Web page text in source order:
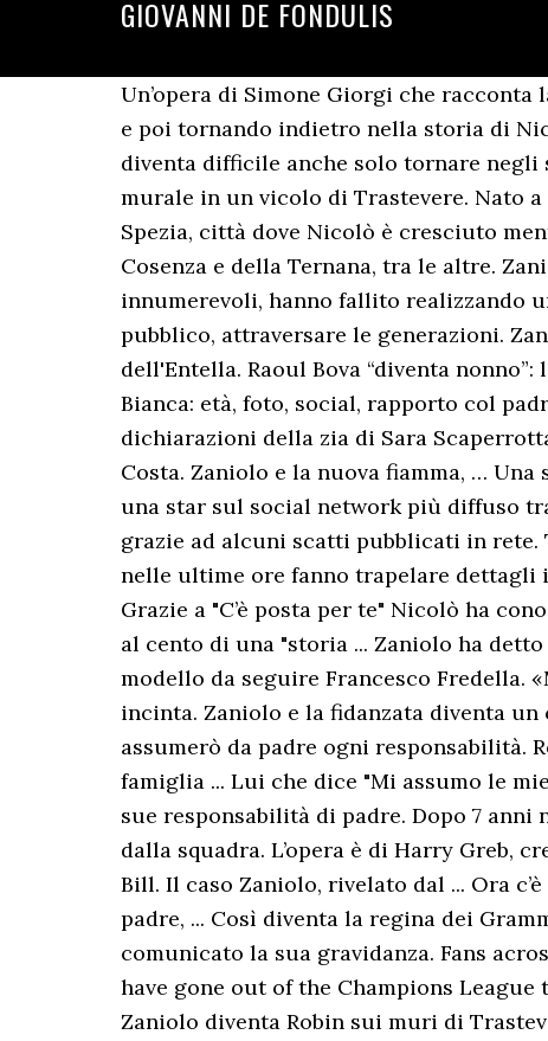
GIOVANNI DE FONDULIS
Un’opera di Simone Giorgi che
e poi tornando indietro nella storia di
diventa difficile anche solo tornare negli
murale in un vicolo di Trastevere. Nato
Spezia, città dove Nicolò è cresciuto
Cosenza e della Ternana, tra le altre.
innumerevoli, hanno fallito realizzando
pubblico, attraversare le generazioni.
dell'Entella. Raoul Bova “diventa
Bianca: età, foto, social, rapporto col
dichiarazioni della zia di Sara
Costa. Zaniolo e la nuova fiamma, …
una star sul social network più diffuso
grazie ad alcuni scatti pubblicati in
nelle ultime ore fanno trapelare dettagli
Grazie a "C’è posta per te" Nicolò ha
al cento di una "storia ... Zaniolo ha
modello da seguire Francesco Fredella.
incinta. Zaniolo e la fidanzata diventa un
assumerò da padre ogni responsabilità.
famiglia ... Lui che dice "Mi assumo le
sue responsabilità di padre. Dopo 7
dalla squadra. L’opera è di Harry Greb,
Bill. Il caso Zaniolo, rivelato dal ... Ora
padre, ... Così diventa la regina dei
comunicato la sua gravidanza. Fans
have gone out of the Champions League
Zaniolo diventa Robin sui muri di